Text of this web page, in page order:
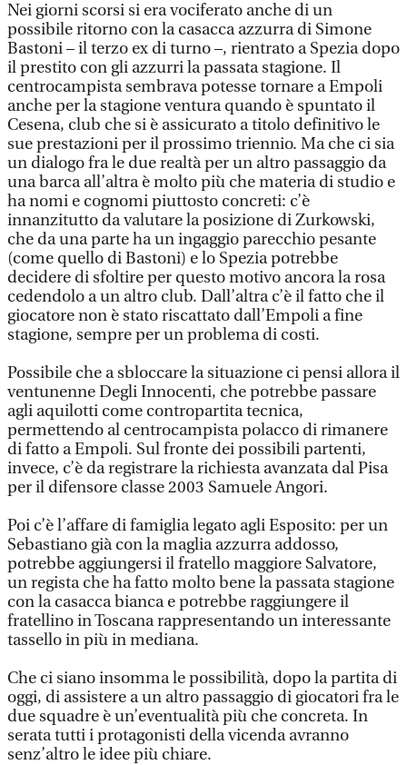
Nei giorni scorsi si era vociferato anche di un
possibile ritorno con la casacca azzurra di Simone
Bastoni – il terzo ex di turno –, rientrato a Spezia dopo
il prestito con gli azzurri la passata stagione. Il
centrocampista sembrava potesse tornare a Empoli
anche per la stagione ventura quando è spuntato il
Cesena, club che si è assicurato a titolo definitivo le
sue prestazioni per il prossimo triennio. Ma che ci sia
un dialogo fra le due realtà per un altro passaggio da
una barca all’altra è molto più che materia di studio e
ha nomi e cognomi piuttosto concreti: c’è
innanzitutto da valutare la posizione di Zurkowski,
che da una parte ha un ingaggio parecchio pesante
(come quello di Bastoni) e lo Spezia potrebbe
decidere di sfoltire per questo motivo ancora la rosa
cedendolo a un altro club. Dall’altra c’è il fatto che il
giocatore non è stato riscattato dall’Empoli a fine
stagione, sempre per un problema di costi.
Possibile che a sbloccare la situazione ci pensi allora il
ventunenne Degli Innocenti, che potrebbe passare
agli aquilotti come contropartita tecnica,
permettendo al centrocampista polacco di rimanere
di fatto a Empoli. Sul fronte dei possibili partenti,
invece, c’è da registrare la richiesta avanzata dal Pisa
per il difensore classe 2003 Samuele Angori.
Poi c’è l’affare di famiglia legato agli Esposito: per un
Sebastiano già con la maglia azzurra addosso,
potrebbe aggiungersi il fratello maggiore Salvatore,
un regista che ha fatto molto bene la passata stagione
con la casacca bianca e potrebbe raggiungere il
fratellino in Toscana rappresentando un interessante
tassello in più in mediana.
Che ci siano insomma le possibilità, dopo la partita di
oggi, di assistere a un altro passaggio di giocatori fra le
due squadre è un’eventualità più che concreta. In
serata tutti i protagonisti della vicenda avranno
senz’altro le idee più chiare.